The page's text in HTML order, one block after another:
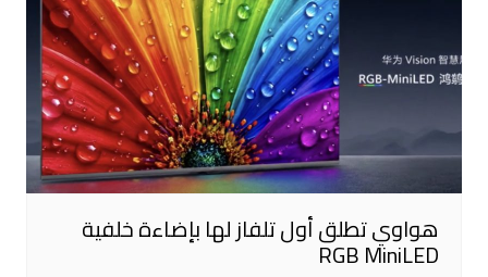
هواوي تطلق أول تلفاز لها بإضاءة خلفية
RGB MiniLED